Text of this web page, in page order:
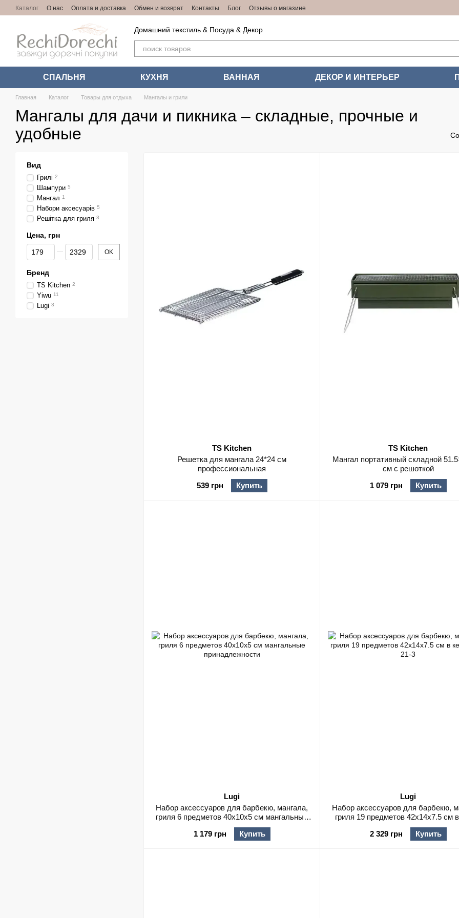
Перейти к основному контенту
Каталог О нас Оплата и доставка Обмен и возврат Контакты Блог Отзывы о магазине
Домашний текстиль & Посуда & Декор
СПАЛЬНЯ КУХНЯ ВАННАЯ ДЕКОР И ИНТЕРЬЕР
Главная Каталог Товары для отдыха Мангалы и грили
Мангалы для дачи и пикника – складные, прочные и
удобные
TS Kitchen
Решетка для мангала 24*24 см
профессиональная
539 грн
Купить
TS Kitchen
Мангал портативный складной
см с решоткой
1 079 грн
Купить
Lugi
Набор аксессуаров для барбекю, мангала,
гриля 6 предметов 40х10х5 см мангальные
принадлежности
1 179 грн
Купить
Lugi
Набор аксессуаров для барбекю,
гриля 19 предметов 42х14х7.5 см
HP-21-3
2 329 грн
Купить
Вид
Грилі 2
Шампури 5
Мангал 1
Набори аксесуарів 5
Решітка для гриля 3
Цена, грн
От Цена, грн
До Цена, грн OK
Бренд
TS Kitchen 2
Yiwu 11
Lugi 3